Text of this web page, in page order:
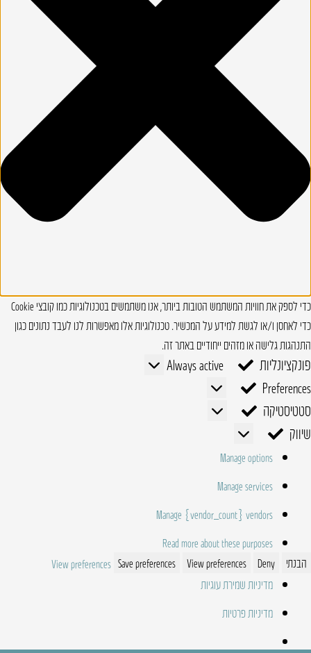
כדי לספק את חוויות המשתמש הטובות ביותר, אנו משתמשים בטכנולוגיות כמו קובצי Cookie
כדי לאחסן ו/או לגשת למידע על המכשיר. טכנולוגיות אלו מאפשרות לנו לעבד נתונים כגון
התנהגות גלישה או מזהים ייחודיים באתר זה.
פונקציונליות פונקציונליות
Always active
Preferences
Preferences
סטטיסטיקה
סטטיסטיקה
שיווק
שיווק
Manage options
Manage services
Manage {vendor_count} vendors
Read more about these purposes
הבנתי
Deny
View preferences
Save preferences
View preferences
מדיניות שמירת עוגיות
מדיניות פרטיות